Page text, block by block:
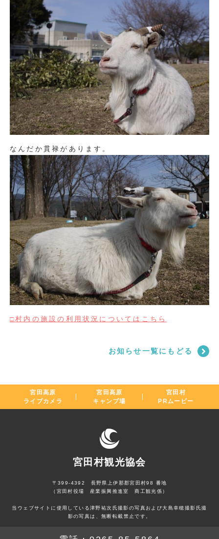
なんだか貫禄があります。
□村内の施設の利用状況についてはこちら
お知らせ一覧にもどる
宮田高原
ライブカメラ
宮田高原
キャンプ場
宮田村
PRムービー
宮田村観光協会
〒399-4392 長野県上伊那郡宮田村98 番地
（宮田村役場 産業振興推進室 商工観光係）
当ウェブサイトに使用している津野祐次氏撮影の写真および大島幸穂撮影氏撮
影の写真は、無断転載禁止です。